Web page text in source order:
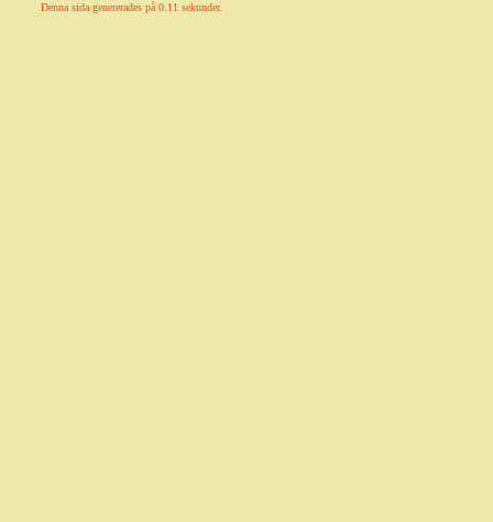
Denna sida genererades på 0.11 sekunder.